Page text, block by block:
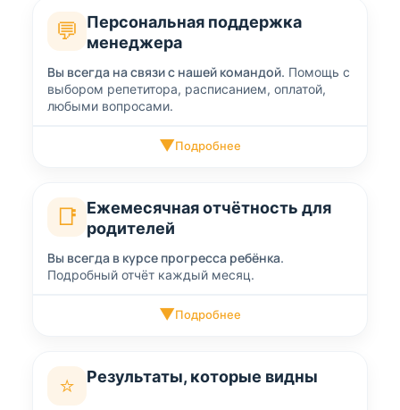
💬
Персональная поддержка
менеджера
Вы всегда на связи с нашей командой. Помощь с
выбором репетитора, расписанием, оплатой,
любыми вопросами.
▼Подробнее
📑
Ежемесячная отчётность для
родителей
Вы всегда в курсе прогресса ребёнка.
Подробный отчёт каждый месяц.
▼Подробнее
⭐ Результаты, которые видны